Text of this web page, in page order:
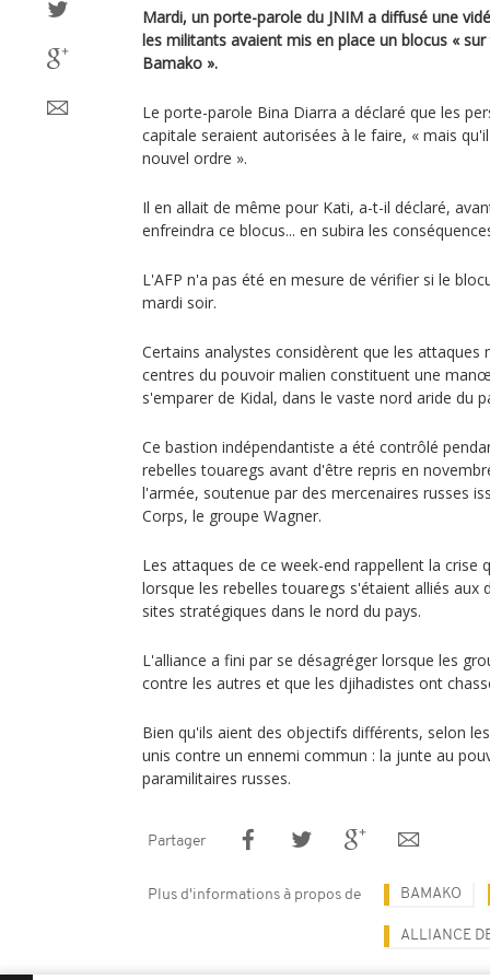
Mardi, un porte-parole du JNIM a diffusé une
les militants avaient mis en place un blocus «
Bamako ».
Le porte-parole Bina Diarra a déclaré que les
capitale seraient autorisées à le faire, « mais
nouvel ordre ».
Il en allait de même pour Kati, a-t-il déclaré,
enfreindra ce blocus... en subira les
L'AFP n'a pas été en mesure de vérifier si le
mardi soir.
Certains analystes considèrent que les attaques
centres du pouvoir malien constituent une
s'emparer de Kidal, dans le vaste nord aride du
Ce bastion indépendantiste a été contrôlé
rebelles touaregs avant d'être repris en
l'armée, soutenue par des mercenaires russes
Corps, le groupe Wagner.
Les attaques de ce week-end rappellent la crise
lorsque les rebelles touaregs s'étaient alliés aux
sites stratégiques dans le nord du pays.
L'alliance a fini par se désagréger lorsque les
contre les autres et que les djihadistes ont
Bien qu'ils aient des objectifs différents, selon
unis contre un ennemi commun : la junte au
paramilitaires russes.
Partager
Plus d'informations à propos de BAMAKO
ALLIANCE